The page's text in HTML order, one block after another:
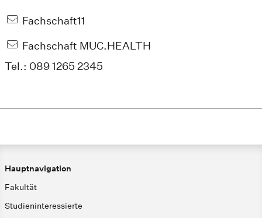
Fachschaft11
Fachschaft MUC.HEALTH
Tel.: 089 1265 2345
Hauptnavigation
Fakultät
Studieninteressierte